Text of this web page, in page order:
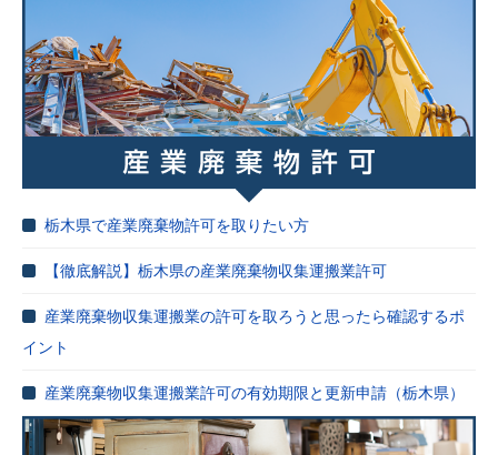
栃木県で産業廃棄物許可を取りたい方
【徹底解説】栃木県の産業廃棄物収集運搬業許可
産業廃棄物収集運搬業の許可を取ろうと思ったら確認するポ
イント
産業廃棄物収集運搬業許可の有効期限と更新申請（栃木県）